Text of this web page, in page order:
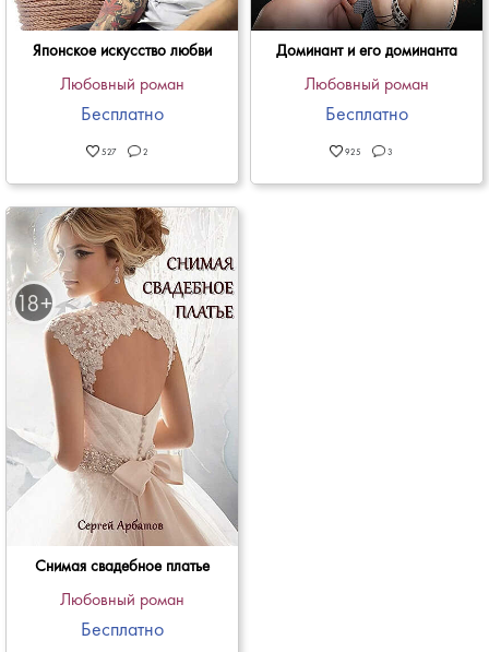
Японское искусство любви
Любовный роман
Бесплатно
527 2
Доминант и его доминанта
Любовный роман
Бесплатно
925 3
Снимая свадебное платье
Любовный роман
Бесплатно